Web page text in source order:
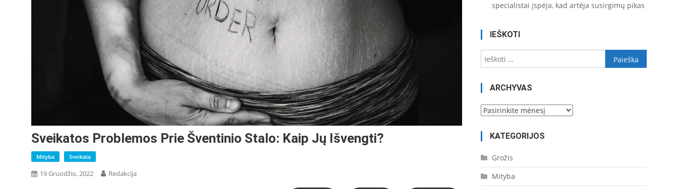
Sveikatos Problemos Prie Šventinio Stalo: Kaip Jų Išvengti?
Mityba Sveikata
19 Gruodžio, 2022 Redakcija
specialistai įspėja, kad artėja susirgimų pikas
IEŠKOTI
Ieškoti:
ARCHYVAS
Archyvas
KATEGORIJOS
Grožis
Mityba